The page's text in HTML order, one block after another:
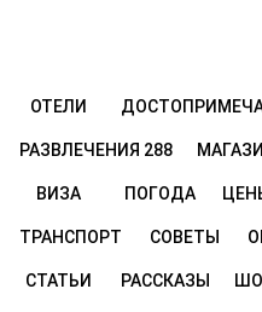
ОТЕЛИ
РАЗВЛЕЧЕНИЯ 288
ВИЗА ПОГОДА
ТРАНСПОРТ СОВЕТЫ
СТАТЬИ РАССКАЗЫ